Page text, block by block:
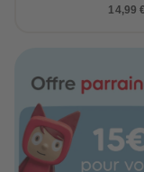
14,99 €